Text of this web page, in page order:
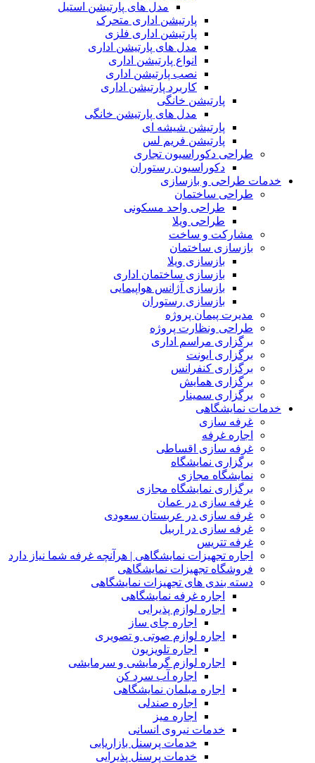
مدل های پارتیشن استیل
پارتیشن اداری متحرک
پارتیشن اداری فلزی
مدل های پارتیشن اداری
انواع پارتیشن اداری
نصب پارتیشن اداری
کاربرد پارتیشن اداری
پارتیشن خانگی
مدل های پارتیشن خانگی
پارتیشن شیشه ای
پارتیشن فریم لس
طراحی دکوراسیون تجاری
دکوراسیون رستوران
خدمات طراحی و بازسازی
طراحی ساختمان
طراحی واحد مسکونی
طراحی ویلا
مشارکت و ساخت
بازسازی ساختمان
بازسازی ویلا
بازسازی ساختمان اداری
بازسازی آژانس هواپیمایی
بازسازی رستوران
مدیرت پیمان پروژه
طراحی ونظارت پروژه
برگزاری مراسم اداری
برگزاری ایونت
برگزاری کنفرانس
برگزاری همایش
برگزاری سمینار
خدمات نمایشگاهی
غرفه سازی
اجاره غرفه
غرفه سازی اقساطی
برگزاری نمایشگاه
نمایشگاه مجازی
برگزاری نمایشگاه مجازی
غرفه سازی در عمان
غرفه سازی در عربستان سعودی
غرفه سازی در اربیل
غرفه تتریس
اجاره تجهیزات نمایشگاهی | هرآنچه غرفه شما نیاز دارد
فروشگاه تجهیزات نمایشگاهی
دسته بندی های تجهیزات نمایشگاهی
اجاره غرفه نمایشگاهی
اجاره لوازم پذیرایی
اجاره چای ساز
اجاره لوازم صوتی و تصویری
اجاره تلویزیون
اجاره لوازم گرمایشی و سرمایشی
اجاره آب سرد کن
اجاره مبلمان نمایشگاهی
اجاره صندلی
اجاره میز
خدمات نیروی انسانی
خدمات پرسنل بازاریابی
خدمات پرسنل پذیرایی